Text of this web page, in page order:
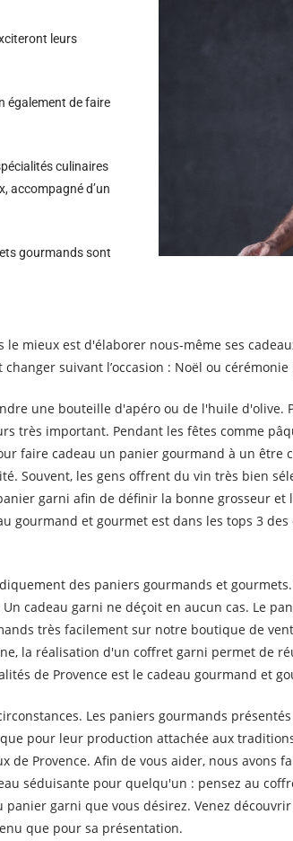
leurs
également de faire
culinaires
accompagné d’un
gourmands sont
mieux est d'élaborer nous-même ses
suivant l’occasion : Noël ou cérémonie
une bouteille d'apéro ou de l'huile d'olive.
très important. Pendant les fêtes comme
faire cadeau un panier gourmand à un être
Souvent, les gens offrent du vin très bien
garni afin de définir la bonne grosseur
gourmand et gourmet est dans les tops 3
des paniers gourmands et
cadeau garni ne déçoit en aucun cas. Le
très facilement sur notre boutique de
la réalisation d'un coffret garni permet de
de Provence est le cadeau gourmand et
Les paniers gourmands
pour leur production attachée aux
Provence. Afin de vous aider, nous avons
séduisante pour quelqu'un : pensez au
garni que vous désirez. Venez
que pour sa présentation.